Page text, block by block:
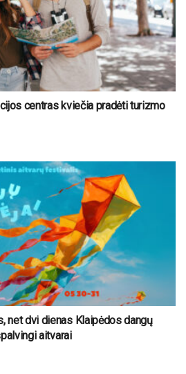
centras kviečia pradėti turizmo
net dvi dienas Klaipėdos dangų
aitvarai